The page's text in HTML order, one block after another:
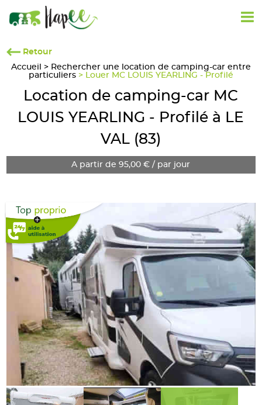
Retour
Accueil
> Rechercher une location de camping-car entre
particuliers > Louer MC LOUIS YEARLING - Profilé
Location de camping-car MC
LOUIS YEARLING - Profilé à LE
VAL (83)
A partir de 95,00 € / par jour